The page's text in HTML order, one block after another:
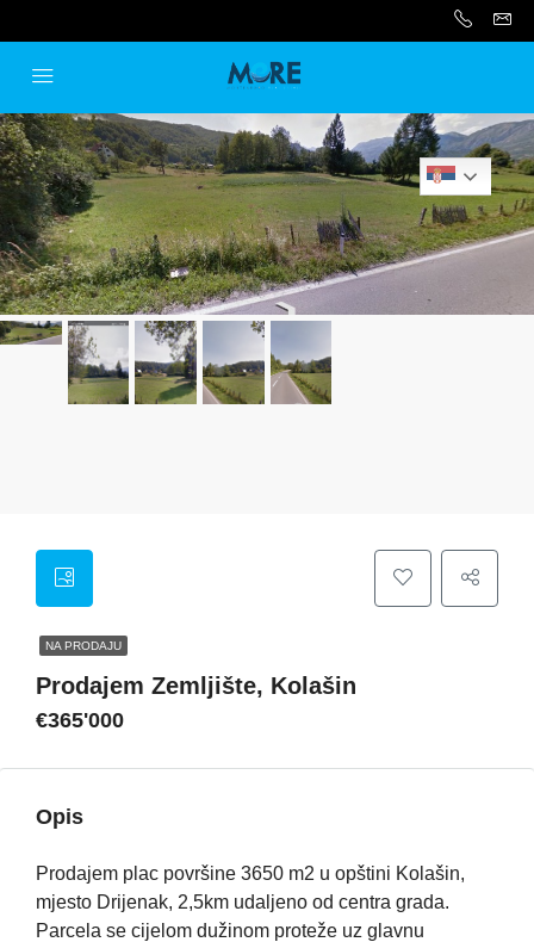
NA PRODAJU
Prodajem Zemljište, Kolašin
€365'000
Opis
Prodajem plac površine ​3650 m2 u opštini Kolašin,
mjesto Drijenak, 2,5km udaljeno od centra grada.
Parcela se cijelom dužinom proteže uz glavnu
Serbian